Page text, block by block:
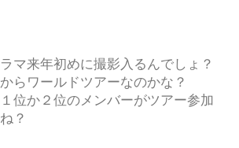
マ来年初めに撮影入るんでしょ？
らワールドツアーなのかな？
位か２位のメンバーがツアー参加
？